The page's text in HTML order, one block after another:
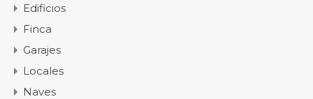
Edificios
Finca
Garajes
Locales
Naves